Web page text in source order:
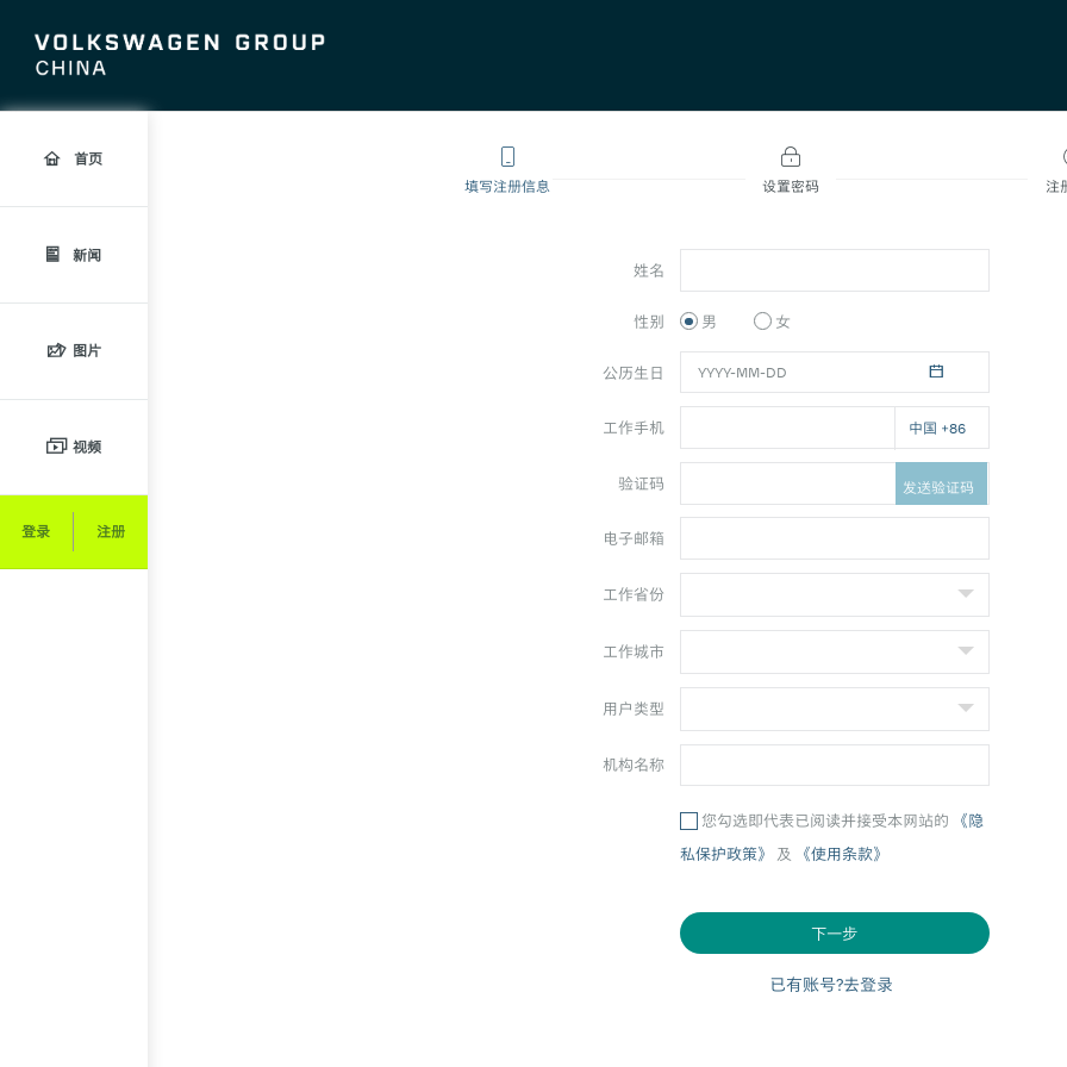
首页
新闻
图片
视频
登录 注册
填写注册信息 设置密码 注
姓名
性别 男 女
公历生日
工作手机 中国 +86
验证码 发送验证码
电子邮箱
工作省份
工作城市
用户类型
机构名称
您勾选即代表已阅读并接受本网站的
《隐
私保护政策》
及 《使用条款》
下一步
已有账号?去登录